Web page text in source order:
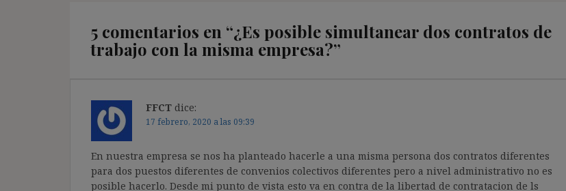
5 comentarios en “¿Es posible simultanear dos contratos de
trabajo con la misma empresa?”
FFCT dice:
17 febrero, 2020 a las 09:39
En nuestra empresa se nos ha planteado hacerle a una misma persona dos contratos diferentes
para dos puestos diferentes de convenios colectivos diferentes pero a nivel administrativo no es
posible hacerlo. Desde mi punto de vista esto va en contra de la libertad de contratacion de ls